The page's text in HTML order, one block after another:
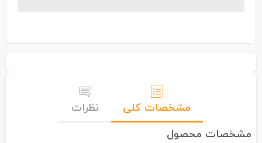
مشخصات کلی
نظرات
مشخصات محصول